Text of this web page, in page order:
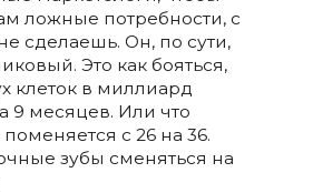
ложные потребности, с
сделаешь. Он, по сути,
Это как бояться,
клеток в миллиард
9 месяцев. Или что
с 26 на 36.
зубы сменяться на